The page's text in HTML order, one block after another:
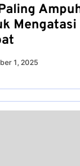
Mengatasi
1, 2025